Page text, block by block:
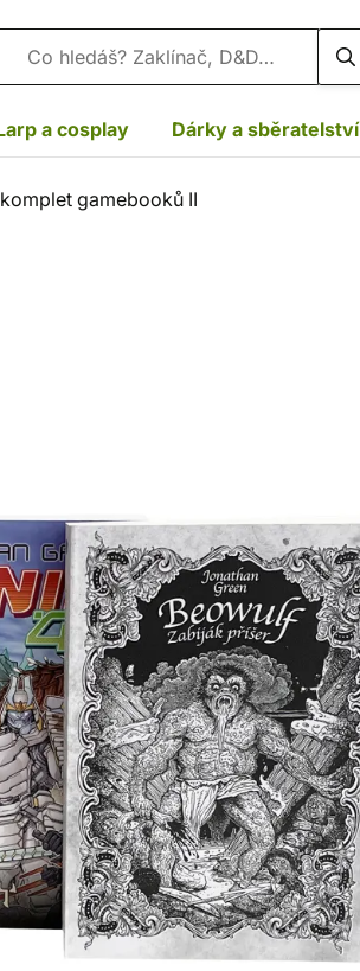
Vyhledávání
a cosplay Dárky a sběratelství
gamebooků II